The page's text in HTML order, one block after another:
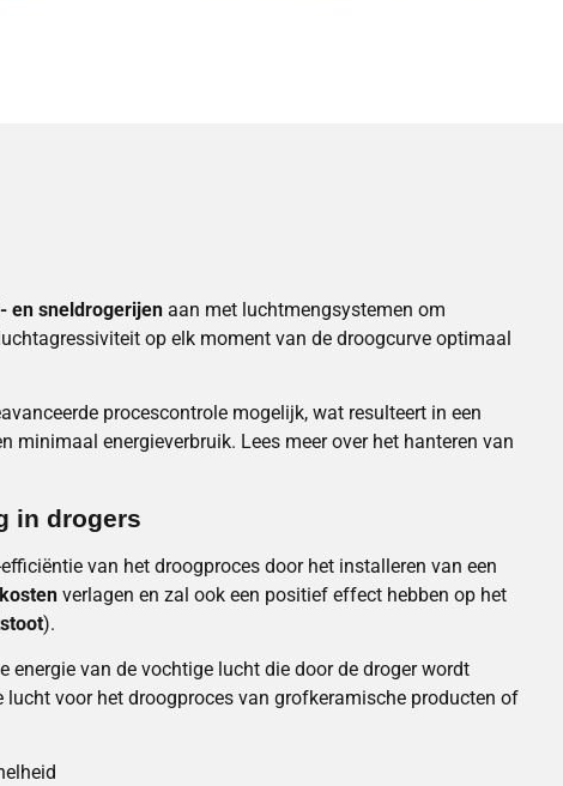
en sneldrogerijen aan met luchtmengsystemen om
op elk moment van de droogcurve optimaal
procescontrole mogelijk, wat resulteert in een
minimaal energieverbruik. Lees meer over het hanteren van
in drogers
van het droogproces door het installeren van een
verlagen en zal ook een positief effect hebben op het
).
energie van de vochtige lucht die door de droger wordt
lucht voor het droogproces van grofkeramische producten of